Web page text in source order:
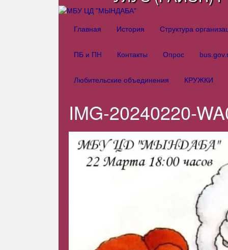
Главная История Структура
ПБ и ПН Контакты Опрос
Любительские объединения КРУЖКИ
IMG-20240220-